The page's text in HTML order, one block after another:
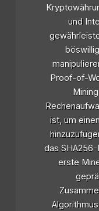
und
Proof-of-
ist, um
das
erste